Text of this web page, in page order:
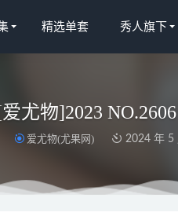
精选单套 秀人旗下
尤物]2023
爱尤物(尤果网) 2024 年 5